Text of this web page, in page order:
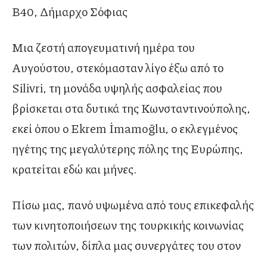
B40, Δήμαρχο Σόφιας
Μια ζεστή απογευματινή ημέρα του
Αυγούστου, στεκόμασταν λίγο έξω από το
Silivri, τη μονάδα υψηλής ασφαλείας που
βρίσκεται στα δυτικά της Κωνσταντινούπολης,
εκεί όπου ο Ekrem İmamoğlu, ο εκλεγμένος
ηγέτης της μεγαλύτερης πόλης της Ευρώπης,
κρατείται εδώ και μήνες.
Πίσω μας, πανό υψωμένα από τους επικεφαλής
των κινητοποιήσεων της τουρκικής κοινωνίας
των πολιτών, δίπλα μας συνεργάτες του στον